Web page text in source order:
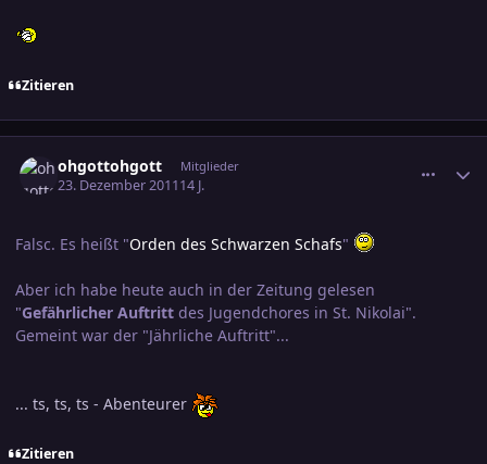
Zitieren
ohgottohgott Mitglieder
23. Dezember 201114 J.
Falsc. Es heißt "Orden des Schwarzen Schafs"
Aber ich habe heute auch in der Zeitung gelesen
"Gefährlicher Auftritt des Jugendchores in St. Nikolai".
Gemeint war der "Jährliche Auftritt"...
... ts, ts, ts - Abenteurer
Zitieren